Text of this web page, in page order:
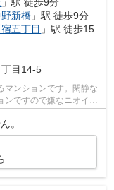
」駅 徒歩9分
新橋 」駅 徒歩9分
五丁目 」駅 徒歩15
丁目14-5
マンションです。閑静な
ンですので嫌なニオイが
。